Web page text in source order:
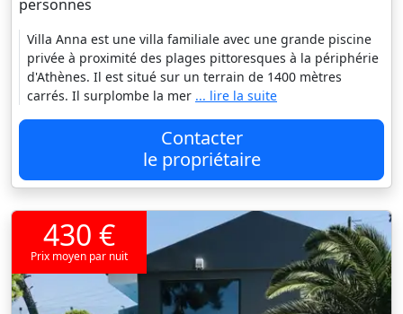
personnes
Villa Anna est une villa familiale avec une grande piscine
privée à proximité des plages pittoresques à la périphérie
d'Athènes. Il est situé sur un terrain de 1400 mètres
carrés. Il surplombe la mer ... lire la suite
Contacter
le propriétaire
430 €
Prix moyen par nuit